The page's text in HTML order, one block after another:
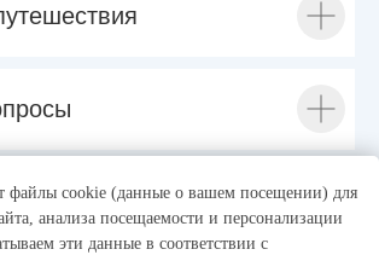
файлы cookie (данные о вашем посещении) для
анализа посещаемости и персонализации
эти данные в соответствии с